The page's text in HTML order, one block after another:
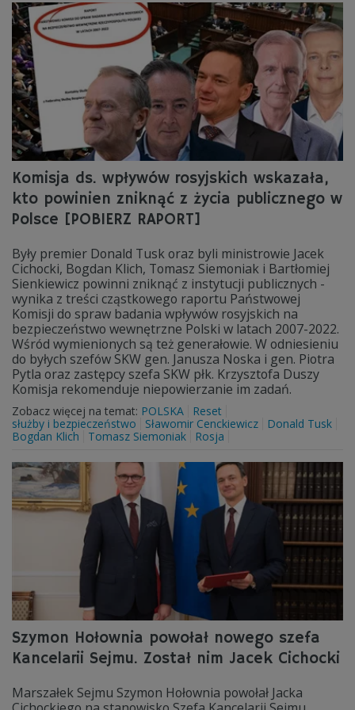
Komisja ds. wpływów rosyjskich wskazała,
kto powinien zniknąć z życia publicznego w
Polsce [POBIERZ RAPORT]
Były premier Donald Tusk oraz byli ministrowie Jacek
Cichocki, Bogdan Klich, Tomasz Siemoniak i Bartłomiej
Sienkiewicz powinni zniknąć z instytucji publicznych -
wynika z treści cząstkowego raportu Państwowej
Komisji do spraw badania wpływów rosyjskich na
bezpieczeństwo wewnętrzne Polski w latach 2007-2022.
Wśród wymienionych są też generałowie. W odniesieniu
do byłych szefów SKW gen. Janusza Noska i gen. Piotra
Pytla oraz zastępcy szefa SKW płk. Krzysztofa Duszy
Komisja rekomenduje niepowierzanie im zadań.
Zobacz więcej na temat: POLSKA
Reset
służby i bezpieczeństwo
Sławomir Cenckiewicz
Donald Tusk
Bogdan Klich
Tomasz Siemoniak Rosja
Szymon Hołownia powołał nowego szefa
Kancelarii Sejmu. Został nim Jacek Cichocki
Marszałek Sejmu Szymon Hołownia powołał Jacka